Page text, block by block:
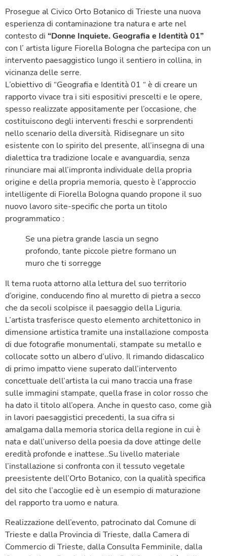
Prosegue al Civico Orto Botanico di Trieste una nuova
esperienza di contaminazione tra natura e arte nel
contesto di “Donne Inquiete. Geografia e Identità 01”
con l’ artista ligure Fiorella Bologna che partecipa con un
intervento paesaggistico lungo il sentiero in collina, in
vicinanza delle serre.
L’obiettivo di “Geografia e Identità 01 “ è di creare un
rapporto vivace tra i siti espositivi prescelti e le opere,
spesso realizzate appositamente per l’occasione, che
costituiscono degli interventi freschi e sorprendenti
nello scenario della diversità. Ridisegnare un sito
esistente con lo spirito del presente, all’insegna di una
dialettica tra tradizione locale e avanguardia, senza
rinunciare mai all’impronta individuale della propria
origine e della propria memoria, questo è l’approccio
intelligente di Fiorella Bologna quando propone il suo
nuovo lavoro site-specific che porta un titolo
programmatico :
Se una pietra grande lascia un segno
profondo, tante piccole pietre formano un
muro che ti sorregge
Il tema ruota attorno alla lettura del suo territorio
d’origine, conducendo fino al muretto di pietra a secco
che da secoli scolpisce il paesaggio della Liguria.
L’artista trasferisce questo elemento architettonico in
dimensione artistica tramite una installazione composta
di due fotografie monumentali, stampate su metallo e
collocate sotto un albero d’ulivo. Il rimando didascalico
di primo impatto viene superato dall’intervento
concettuale dell’artista la cui mano traccia una frase
sulle immagini stampate, quella frase in color rosso che
ha dato il titolo all’opera. Anche in questo caso, come già
in lavori paesaggistici precedenti, la sua cifra si
amalgama dalla memoria storica della regione in cui è
nata e dall’universo della poesia da dove attinge delle
eredità profonde e inattese..Su livello materiale
l’installazione si confronta con il tessuto vegetale
preesistente dell’Orto Botanico, con la qualità specifica
del sito che l’accoglie ed è un esempio di maturazione
del rapporto tra uomo e natura.
Realizzazione dell’evento, patrocinato dal Comune di
Trieste e dalla Provincia di Trieste, dalla Camera di
Commercio di Trieste, dalla Consulta Femminile, dalla